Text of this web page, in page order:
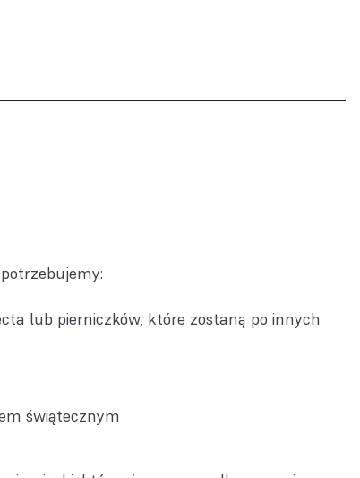
lub pierniczków, które zostaną po innych
świątecznym